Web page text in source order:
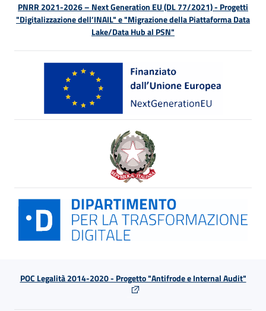
PNRR 2021-2026 – Next Generation EU (DL 77/2021) - Progetti
"Digitalizzazione dell’INAIL" e "Migrazione della Piattaforma Data
Lake/Data Hub al PSN"
POC Legalità 2014-2020 - Progetto "Antifrode e Internal Audit"